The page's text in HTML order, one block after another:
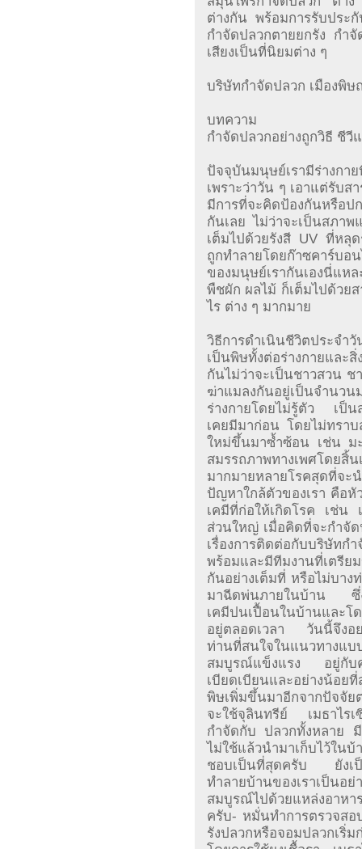
ต่างกัน พร้อมการรับประ
กำจัดปลวกตายยกรัง กำ
เสียงเป็นที่นิยมต่าง ๆ
บริษัทกำจัดปลวก เมืองพิ
บทความ
กำจัดปลวกอย่างถูกวิธี ชีวี
ปัจจุบันมนุษย์เรามีร่างกา
เพราะว่าวัน ๆ เอาแต่รับส
มีการที่จะคิดป้องกันหรือป
กันเลย ไม่ว่าจะเป็นสภา
เต็มไปด้วยรังสี UV ที่หลุ
ถูกทำลายโดยก๊าซคาร์บ
ของมนุษย์เรากันเองนี่แห
พืชผัก ผลไม้ ก็เต็มไปด้วย
ไร ต่าง ๆ มากมาย
วิธีการดำเนินชีวิตประจำ
เป็นพิษทั้งต่อร่างกายและ
กันไม่ว่าจะเป็นชาวสวน
ฆ่าแมลงกันอยู่เป็นจำน
ร่างกายโดยไม่รู้ตัว เป็น
เคยมีมาก่อน โดยไม่ทราบ
ใหม่ขึ้นมาซ้ำซ้อน เช่น ม
สมรรถภาพทางเพศโดย
มากมายหลายโรคสุดที่
ปัญหาใกล้ตัวของเรา คือ
เคมีที่ก่อให้เกิดโรค เช่น
ส่วนใหญ่ เมื่อคิดที่จะกำจั
เรื่องการติดต่อกับบริษัท
พร้อมและมีทีมงานที่เตรีย
กันอย่างเต็มที่ หรือไม่บาง
มาฉีดพ่นภายในบ้าน ซึ่ง
เคมีปนเปื้อนในบ้านและโ
อยู่ตลอดเวลา วันนี้จึงอย
ท่านที่สนใจในแนวทางแ
สมบูรณ์แข็งแรง อยู่กับ
เบียดเบียนและอย่างน้อยที่
พิษเพิ่มขึ้นมาอีกจากปัจจัย
จะใช้จุลินทรีย์ เมธาไร
กำจัดกับ ปลวกทั้งหลาย
ไม่ใช้แล้วนำมาเก็บไว้ใ
ชอบเป็นที่สุดครับ ยังเป็
ทำลายบ้านของเราเป็นอ
สมบูรณ์ไปด้วยแหล่งอาหา
ครับ- หมั่นทำการตรวจสอ
รังปลวกหรือจอมปลวกเริ่